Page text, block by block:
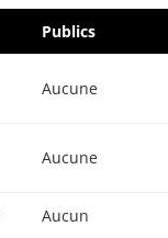
Publics
Aucune
Aucune
Aucun